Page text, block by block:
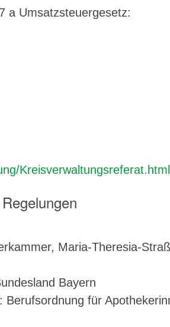
a Umsatzsteuergesetz:
Kreisverwaltungsreferat.html
Maria-Theresia-
Bayern
für